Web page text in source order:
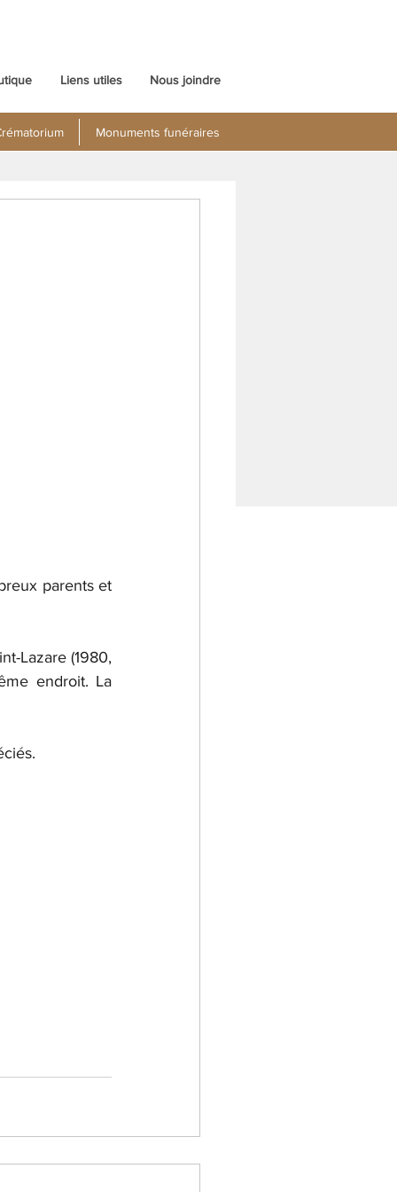
Liens utiles Nous joindre
Monuments funéraires
parents et
Lazare (1980,
endroit. La